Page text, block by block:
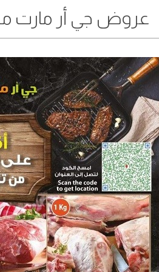
عروض جي أر مارت من 30 ديسمبر 2021 إلى 02